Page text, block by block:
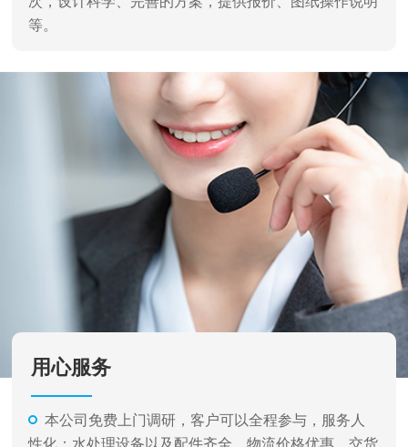
等。
用心服务
本公司免费上门调研，客户可以全程参与，服务人